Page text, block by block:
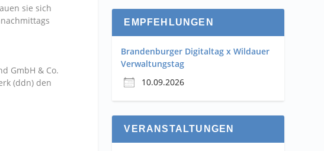
sie sich
GmbH & Co.
(ddn) den
EMPFEHLUNGEN
Brandenburger Digitaltag x Wildauer
Verwaltungstag
10.09.2026
VERANSTALTUNGEN